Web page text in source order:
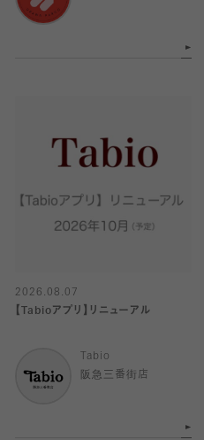
2026.08.07
【Tabioアプリ】リニューアル
Tabio
阪急三番街店